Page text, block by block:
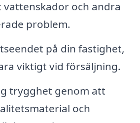
vattenskador och andra
problem.
på din fastighet,
viktigt vid försäljning.
trygghet genom att
och